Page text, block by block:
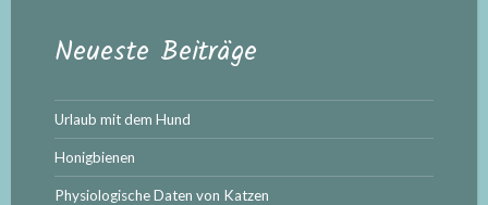
Neueste Beiträge
Urlaub mit dem Hund
Honigbienen
Physiologische Daten von Katzen